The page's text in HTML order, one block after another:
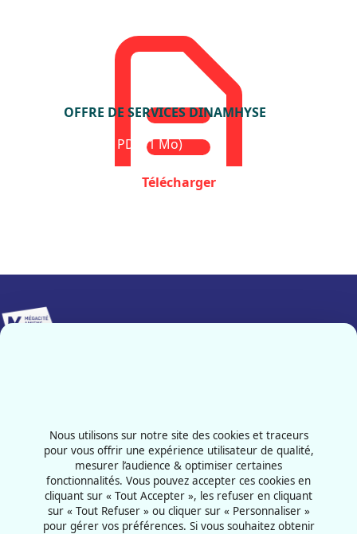
OFFRE DE SERVICES DINAMHYSE
Format : PDF (1 Mo)
Télécharger
101 Avenue de l'Hippodrome
80011 - Amiens
France
Nous utilisons sur notre site des cookies et traceurs
pour vous offrir une expérience utilisateur de qualité,
mesurer l’audience & optimiser certaines
fonctionnalités. Vous pouvez accepter ces cookies en
cliquant sur « Tout Accepter », les refuser en cliquant
sur « Tout Refuser » ou cliquer sur « Personnaliser »
pour gérer vos préférences. Si vous souhaitez obtenir